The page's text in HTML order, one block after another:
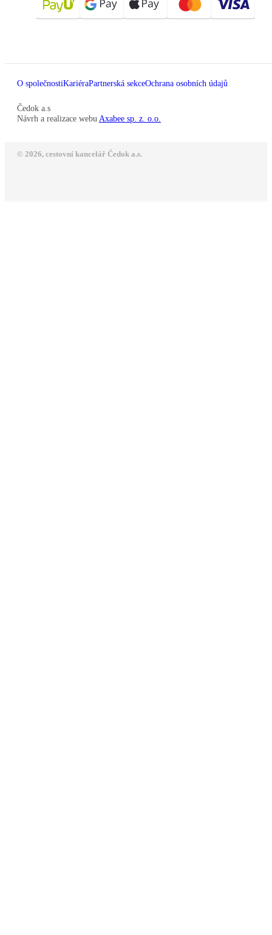
O společnostiKariéraPartnerská sekceOchrana osobních údajů
Čedok a.s
Návrh a realizace webu Axabee sp. z. o.o.
© 2026, cestovní kancelář Čedok a.s.